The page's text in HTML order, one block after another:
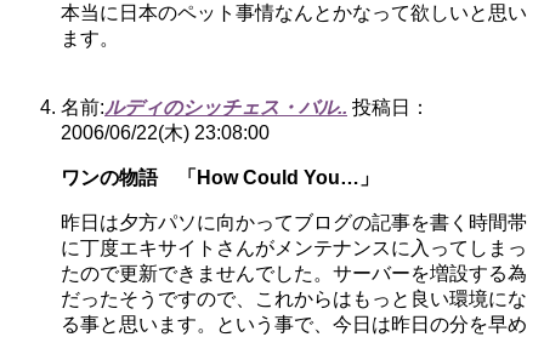
本当に日本のペット事情なんとかなって欲しいと思い
ます。
名前:ルディのシッチェス・バル.. 投稿日：
2006/06/22(木) 23:08:00
ワンの物語 「How Could You…」
昨日は夕方パソに向かってブログの記事を書く時間帯
に丁度エキサイトさんがメンテナンスに入ってしまっ
たので更新できませんでした。サーバーを増設する為
だったそうですので、これからはもっと良い環境にな
る事と思います。という事で、今日は昨日の分を早め